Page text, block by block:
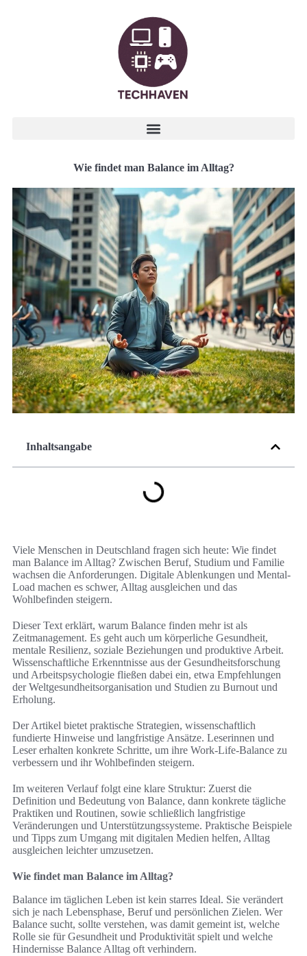
Wie findet man Balance im Alltag?
Inhaltsangabe
Viele Menschen in Deutschland fragen sich heute: Wie findet
man Balance im Alltag? Zwischen Beruf, Studium und Familie
wachsen die Anforderungen. Digitale Ablenkungen und Mental-
Load machen es schwer, Alltag ausgleichen und das
Wohlbefinden steigern.
Dieser Text erklärt, warum Balance finden mehr ist als
Zeitmanagement. Es geht auch um körperliche Gesundheit,
mentale Resilienz, soziale Beziehungen und produktive Arbeit.
Wissenschaftliche Erkenntnisse aus der Gesundheitsforschung
und Arbeitspsychologie fließen dabei ein, etwa Empfehlungen
der Weltgesundheitsorganisation und Studien zu Burnout und
Erholung.
Der Artikel bietet praktische Strategien, wissenschaftlich
fundierte Hinweise und langfristige Ansätze. Leserinnen und
Leser erhalten konkrete Schritte, um ihre Work-Life-Balance zu
verbessern und ihr Wohlbefinden steigern.
Im weiteren Verlauf folgt eine klare Struktur: Zuerst die
Definition und Bedeutung von Balance, dann konkrete tägliche
Praktiken und Routinen, sowie schließlich langfristige
Veränderungen und Unterstützungssysteme. Praktische Beispiele
und Tipps zum Umgang mit digitalen Medien helfen, Alltag
ausgleichen leichter umzusetzen.
Wie findet man Balance im Alltag?
Balance im täglichen Leben ist kein starres Ideal. Sie verändert
sich je nach Lebensphase, Beruf und persönlichen Zielen. Wer
Balance sucht, sollte verstehen, was damit gemeint ist, welche
Rolle sie für Gesundheit und Produktivität spielt und welche
Hindernisse Balance Alltag oft verhindern.